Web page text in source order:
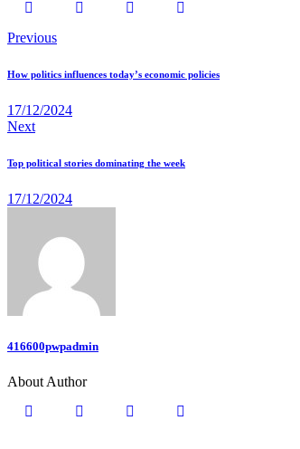
Previous
How politics influences today’s economic policies
17/12/2024
Next
Top political stories dominating the week
17/12/2024
416600pwpadmin
About Author